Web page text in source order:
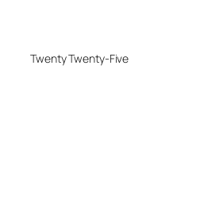
Twenty Twenty-Five